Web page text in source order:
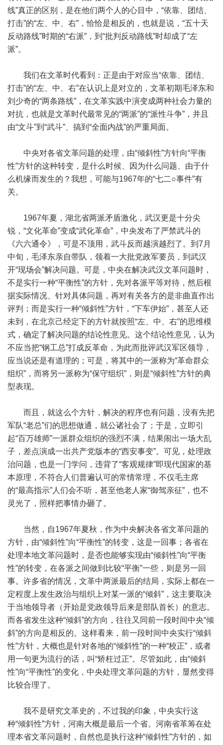
线”真正的区别，是在他们两个人的心目中，“依靠、团结、
打击”的“左、中、右”，恰恰是相反的，也就是说，“五十天
反动路线”时期的“右派”，到“批判反动路线”时却成了“左
派”。
我们在文革时代看到：正是由于对应当“依靠、团结、
打击”的“左、中、右”在认识上是对立的，文革初期毛泽东和
刘少奇的“两条路线”，在文革实践中演变成两种社会力量的
对抗，也就是文革时代最常见的“两派”的“派性斗争”，并且
由“文斗”到“武斗”、搞到“全面内战”的严重局面。
中央对各省文革问题的处理，由“倾斜性”方针向“平衡
性”方针的这种转变，是什么时候、因为什么问题、由于什
么机缘而发生的？我想，可能与1967年的“七二○事件”有
关。
1967年夏，湖北省两派矛盾激化，武汉更是十分尖
锐，“文化革命”变成“武化革命”，中央发布了严禁武斗的
《六六通令》，可是不顶用，武斗反而越演越烈了。到7月
中旬，毛泽东亲自带队，领着一大批党政军要员，到武汉
开“现场会”解决问题。可是，中央在解决武汉文革问题时，
不是实行一种“平衡性”的方针，先对各派平等对待，然后根
据实际情况、针对具体问题，再对有关各方的是非曲直作出
评判；而是实行一种“倾斜性”方针，“下车伊始”，甚至人还
未到，在北京己经定下的方针就按照“左、中、右”的思维模
式，确定了解决问题的结论性意见。这个结论性意见，认为
不应当把“钢工总”打成反革命，为此而批评武汉军区领导，
应当说还是有道理的；可是，将其中的一派称为“革命群众
组织”，而将另一派称为“保守组织”，则是“倾斜性”方针的典
型表现。
而且，就这么个方针，解决的程序也有问题，没有先把
军队“老总”们的思想做通，就公诸社会了；于是，立即引
起“百万雄师”一派群众组织的强烈不满，结果闹出一场大乱
子，差点演成一出共产党版本的“西安事变”。可见，处理政
治问题，也是一门学问，违背了“客观规律”即现代国家的基
本原理，不符合人们普遍认可的常情常理，不仅毛主席
的“最高指示”人们会不听，甚至他老人家“御驾亲征”，也不
灵光了，照样把事情办砸了。
当然，自1967年夏秋，作为中央解决各省文革问题的
方针，由“倾斜性”向“平衡性”的转变，这是一回事；各省在
处理本地文革问题时，是否也能够实现由“倾斜性”向“平衡
性”的转变，在各派之间做到比较“平衡”一些，则是另一回
事。许多省的情况，文革中两派最后的结局，实际上都在一
定程度上发生政治与组织上对某一派的“倾斜”，这主要取决
于当地领导者（开始是党政领导后来是部队首长）的意志。
而各省发生这种“倾斜”的方向，往往又同前一段时间中央“倾
斜”的方向是相反的。这样看来，前一段时间中央实行“倾斜
性”方针，大概也是针对各地的“倾斜性”的一种“校正”，或者
用一句更为流行的话，叫“矫枉过正”。尽管如此，由“倾斜
性”向“平衡性”的变化，中央处理文革问题的方针，显然变得
比较合理了。
我不是研究文革史的，不过我的印象，中央实行这
种“倾斜性”方针，河南大概是最后一个省。河南省革筹在处
理本省文革问题时，自然也是执行这种“倾斜性”方针的，如